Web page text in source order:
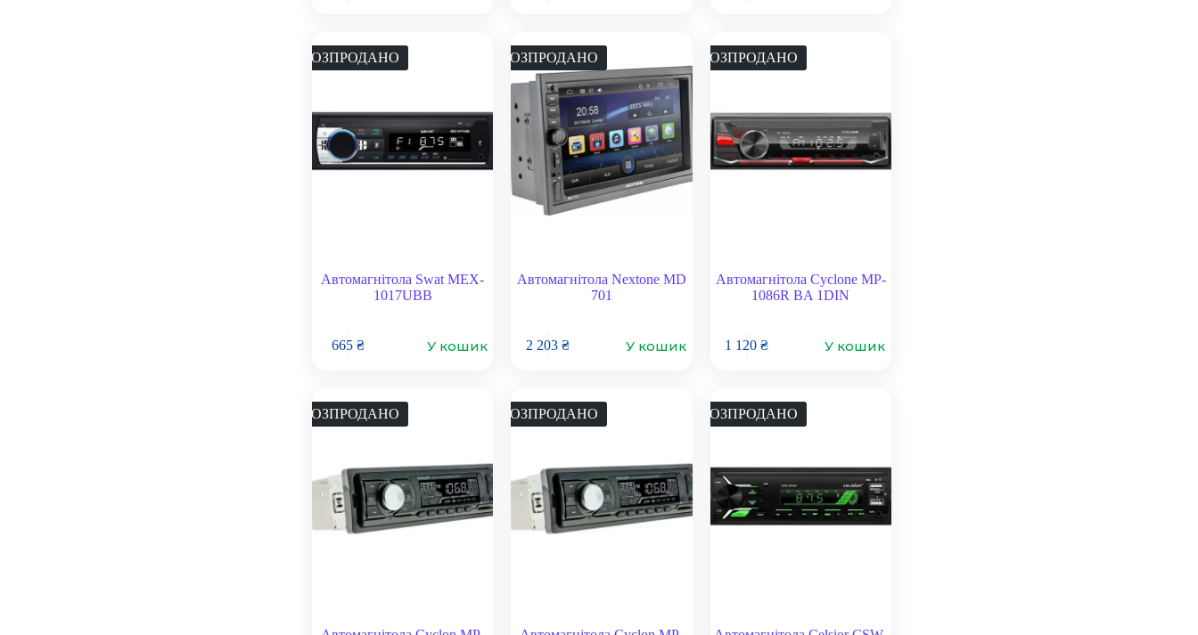
РОЗПРОДАНО
Автомагнітола Swat MEX-
1017UBB
665₴ У кошик
РОЗПРОДАНО
Автомагнітола Nextone MD
701
2 203 ₴ У кошик
РОЗПРОДАНО
Автомагнітола Cyclone MP-
1086R BA 1DIN
1 120 ₴ У кошик
РОЗПРОДАНО РОЗПРОДАНО РОЗПРОДАНО